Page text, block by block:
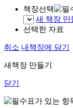
책장선택
새 책장 만
선택한 자료
취소 내책장에 담기
새책장 만들기
닫기
표가 있는 항